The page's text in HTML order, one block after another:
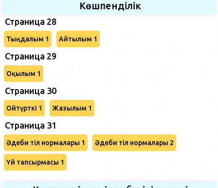
Көшпенділік
Страница 28
Тыңдалым 1 Айтылым 1
Страница 29
Оқылым 1
Страница 30
Ойтүрткі 1 Жазылым 1
Страница 31
Әдеби тіл нормалары 1 Әдеби тіл нормалары 2
Үй тапсырмасы 1